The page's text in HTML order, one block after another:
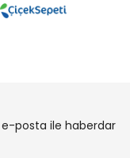
posta ile haberdar